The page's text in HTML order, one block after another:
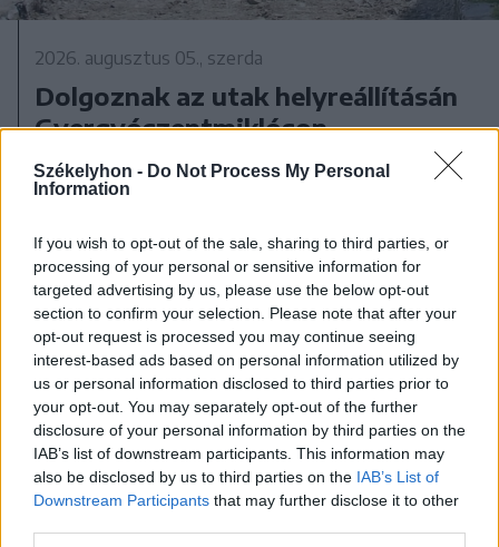
Székelyhon - Do Not Process My Personal
Information
If you wish to opt-out of the sale, sharing to third parties, or
processing of your personal or sensitive information for
targeted advertising by us, please use the below opt-out
section to confirm your selection. Please note that after your
opt-out request is processed you may continue seeing
interest-based ads based on personal information utilized by
us or personal information disclosed to third parties prior to
your opt-out. You may separately opt-out of the further
disclosure of your personal information by third parties on the
IAB’s list of downstream participants. This information may
also be disclosed by us to third parties on the IAB’s List of
Downstream Participants that may further disclose it to other
2026. augusztus 05., szerda
Dolgoznak az utak helyreállításán
Gyergyószentmiklóson